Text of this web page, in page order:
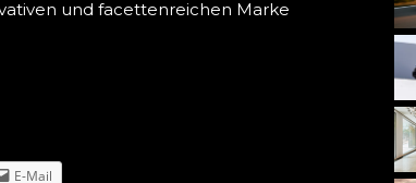
und facettenreichen Marke
E-Mail